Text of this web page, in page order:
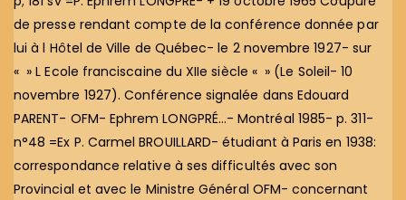
de presse rendant compte de la conférence donnée par
lui à l Hôtel de Ville de Québec- le 2 novembre 1927- sur
« » L Ecole franciscaine du XIIe siècle « » (Le Soleil- 10
novembre 1927). Conférence signalée dans Edouard
PARENT- OFM- Ephrem LONGPRÉ…- Montréal 1985- p. 311-
n°48 =Ex P. Carmel BROUILLARD- étudiant à Paris en 1938:
correspondance relative à ses difficultés avec son
Provincial et avec le Ministre Général OFM- concernant